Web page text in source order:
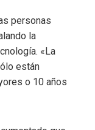
personas
la
«La
están
o 10 años